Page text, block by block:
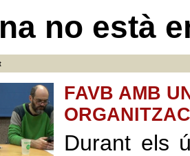
no està
FAVB AMB
Durant els